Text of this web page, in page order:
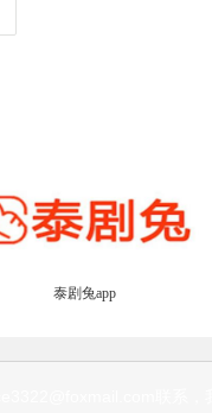
泰剧兔app